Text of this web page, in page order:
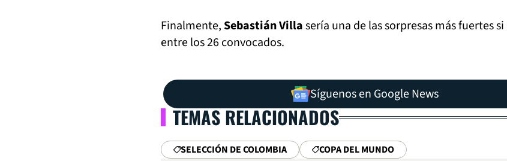
Finalmente, Sebastián Villasería una de las sorpresas más fuertes
entre los 26 convocados.
Síguenos en Google News
TEMAS RELACIONADOS
SELECCIÓN DE COLOMBIA COPA DEL MUNDO